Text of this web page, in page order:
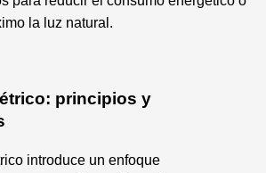
la luz natural.
principios y
introduce un enfoque